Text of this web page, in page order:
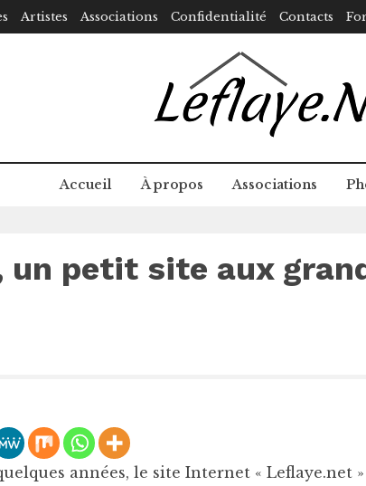
Artistes Associations Confidentialité Contacts
Accueil À propos Associations
un petit site aux
années, le site Internet « Leflaye.net »